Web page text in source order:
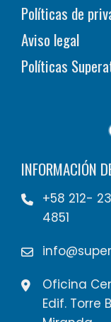
Políticas de
Aviso legal
Políticas
INFORMACIÓN
+58 212-
4851
Oficina
Edif. Torre